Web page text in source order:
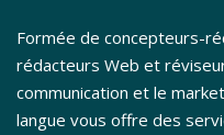
Formée de concepteurs-
rédacteurs Web et
communication et le
langue vous offre des